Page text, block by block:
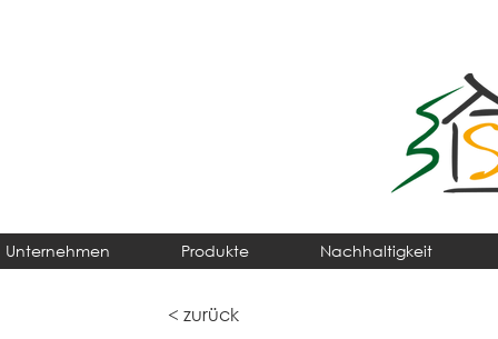
Unternehmen Produkte Nachhaltigkeit
< zurück